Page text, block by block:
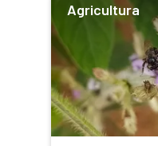
Agricultura